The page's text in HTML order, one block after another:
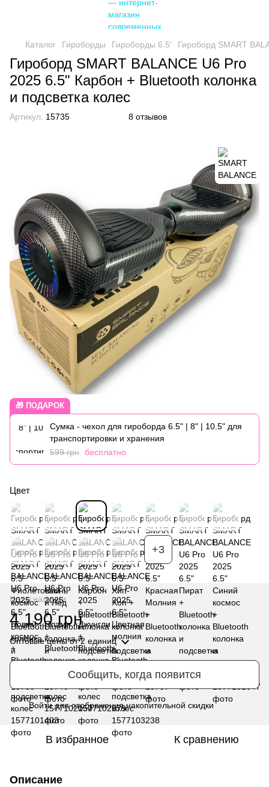
Каталог Гироборды Гироборды 6.5' Гироборд SMART
Гироборд SMART BALANCE U6 Pro
2025 6.5" Карбон + Bluetooth колонка
и подсветка колес
Артикул: 15735 8 отзывов
🎁 ПОДАРОК
Сумка - чехол для гироборда 6.5" | 8" | 10.5" для
транспортировки и хранения
599 грн бесплатно
Цвет
+3
Нет в наличии
4 190 грн
Оптовые ценыот 2 единиц
Сообщить, когда появится
% Войтидля отображения накопительной скидки
В избранное К сравнению
Описание